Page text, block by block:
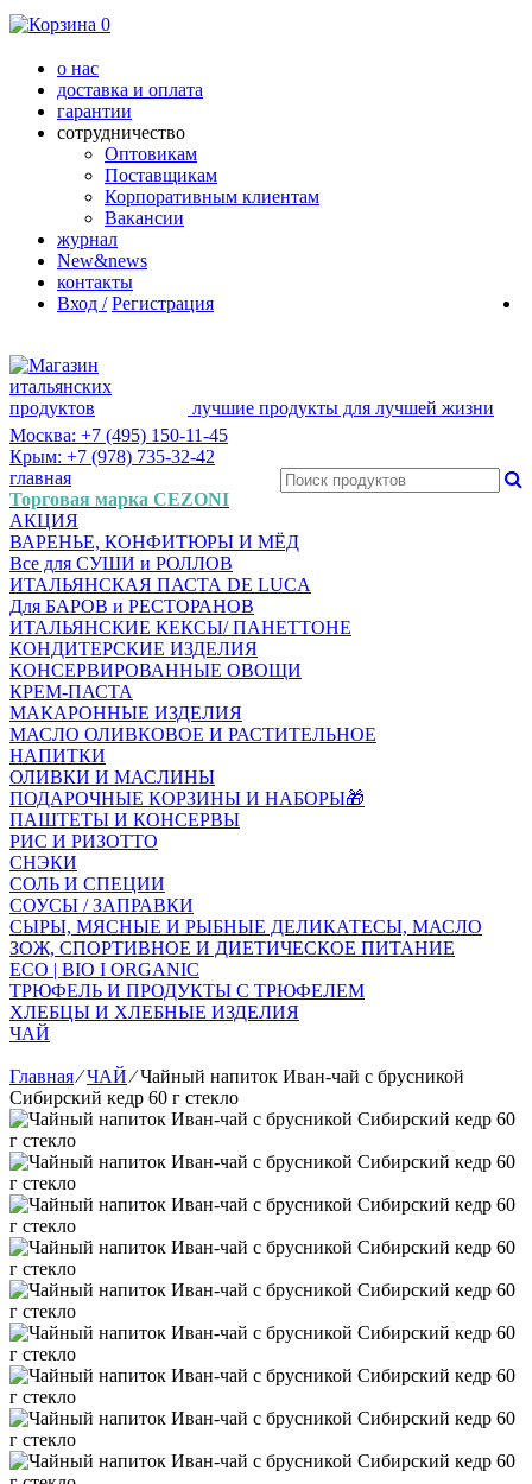
0
о нас
доставка и оплата
гарантии
сотрудничество
Оптовикам
Поставщикам
Корпоративным клиентам
Вакансии
журнал
New&news
контакты
Вход / Регистрация
лучшие продукты для лучшей жизни
Москва: +7 (495) 150-11-45
Крым: +7 (978) 735-32-42
главная
Торговая марка CEZONI
АКЦИЯ
ВАРЕНЬЕ, КОНФИТЮРЫ И МЁД
Все для СУШИ и РОЛЛОВ
ИТАЛЬЯНСКАЯ ПАСТА DE LUCA
Для БАРОВ и РЕСТОРАНОВ
ИТАЛЬЯНСКИЕ КЕКСЫ/ ПАНЕТТОНЕ
КОНДИТЕРСКИЕ ИЗДЕЛИЯ
КОНСЕРВИРОВАННЫЕ ОВОЩИ
КРЕМ-ПАСТА
МАКАРОННЫЕ ИЗДЕЛИЯ
МАСЛО ОЛИВКОВОЕ И РАСТИТЕЛЬНОЕ
НАПИТКИ
ОЛИВКИ И МАСЛИНЫ
ПОДАРОЧНЫЕ КОРЗИНЫ И НАБОРЫ🎁
ПАШТЕТЫ И КОНСЕРВЫ
РИС И РИЗОТТО
СНЭКИ
СОЛЬ И СПЕЦИИ
СОУСЫ / ЗАПРАВКИ
СЫРЫ, МЯСНЫЕ И РЫБНЫЕ ДЕЛИКАТЕСЫ, МАСЛО
ЗОЖ, СПОРТИВНОЕ И ДИЕТИЧЕСКОЕ ПИТАНИЕ
ECO | BIO I ORGANIC
ТРЮФЕЛЬ И ПРОДУКТЫ С ТРЮФЕЛЕМ
ХЛЕБЦЫ И ХЛЕБНЫЕ ИЗДЕЛИЯ
ЧАЙ
Главная⁄ЧАЙ ⁄ Чайный напиток Иван-чай с брусникой
Сибирский кедр 60 г стекло